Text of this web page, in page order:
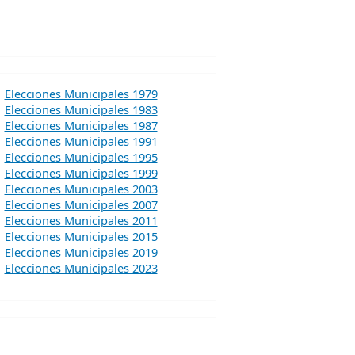
Elecciones Municipales 1979
Elecciones Municipales 1983
Elecciones Municipales 1987
Elecciones Municipales 1991
Elecciones Municipales 1995
Elecciones Municipales 1999
Elecciones Municipales 2003
Elecciones Municipales 2007
Elecciones Municipales 2011
Elecciones Municipales 2015
Elecciones Municipales 2019
Elecciones Municipales 2023